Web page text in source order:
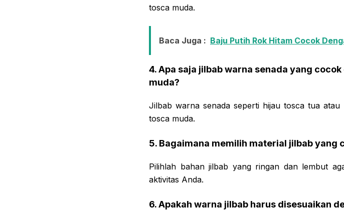
tosca muda.
Baca Juga : Baju Putih Rok Hitam Cocok
4. Apa saja jilbab warna senada yang
muda?
Jilbab warna senada seperti hijau tosca tua
tosca muda.
5. Bagaimana memilih material jilbab yang
Pilihlah bahan jilbab yang ringan dan lembut
aktivitas Anda.
6. Apakah warna jilbab harus disesuaikan